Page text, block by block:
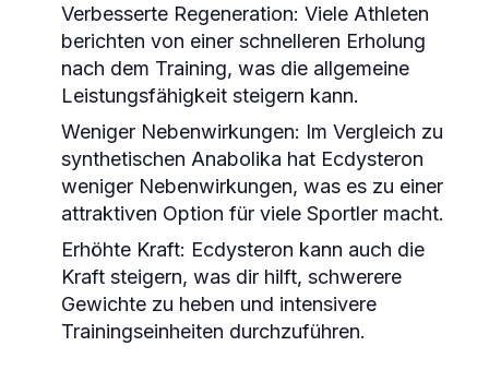
Verbesserte Regeneration: Viele Athleten
berichten von einer schnelleren Erholung
nach dem Training, was die allgemeine
Leistungsfähigkeit steigern kann.
Weniger Nebenwirkungen: Im Vergleich zu
synthetischen Anabolika hat Ecdysteron
weniger Nebenwirkungen, was es zu einer
attraktiven Option für viele Sportler macht.
Erhöhte Kraft: Ecdysteron kann auch die
Kraft steigern, was dir hilft, schwerere
Gewichte zu heben und intensivere
Trainingseinheiten durchzuführen.